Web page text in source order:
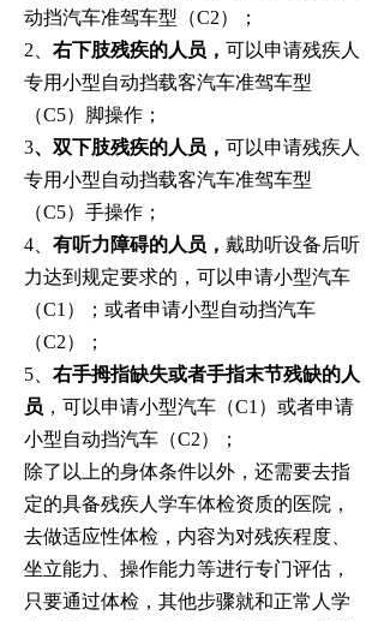
动挡汽车准驾车型（C2）；
2、 右下肢残疾的人员， 可以申请残疾人
专用小型自动挡载客汽车准驾车型
（C5）脚操作；
3、双下肢残疾的人员， 可以申请残疾人
专用小型自动挡载客汽车准驾车型
（C5）手操作；
4、 有听力障碍的人员， 戴助听设备后听
力达到规定要求的，可以申请小型汽车
（C1）；或者申请小型自动挡汽车
（C2）；
5、 右手拇指缺失或者手指末节残缺的人
员 ，可以申请小型汽车（C1）或者申请
小型自动挡汽车（C2）；
除了以上的身体条件以外，还需要去指
定的具备残疾人学车体检资质的医院，
去做适应性体检，内容为对残疾程度、
坐立能力、操作能力等进行专门评估，
只要通过体检，其他步骤就和正常人学